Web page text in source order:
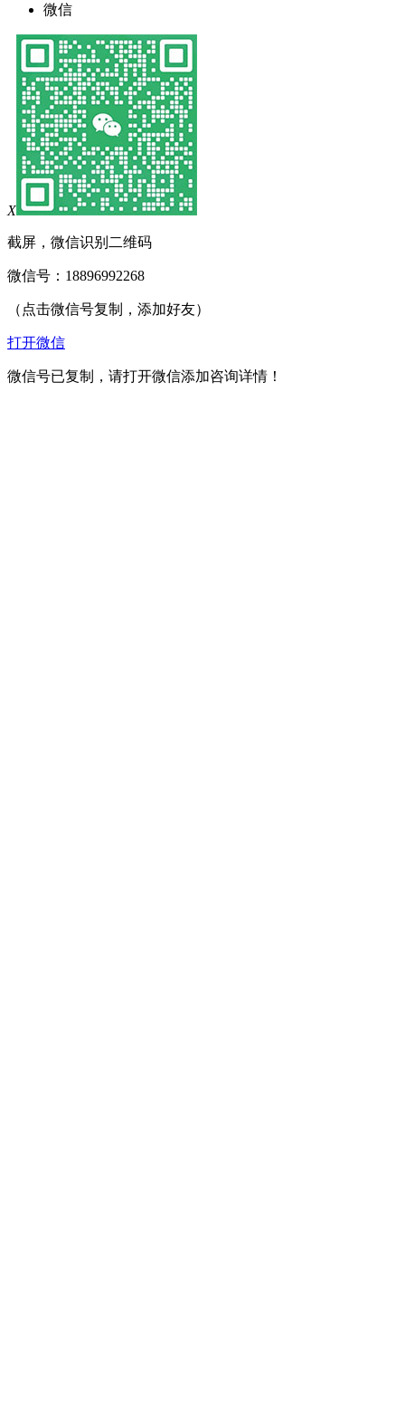
微信
X
截屏，微信识别二维码
微信号： 18896992268
（点击微信号复制，添加好友）
打开微信
微信号已复制，请打开微信添加咨询详情！